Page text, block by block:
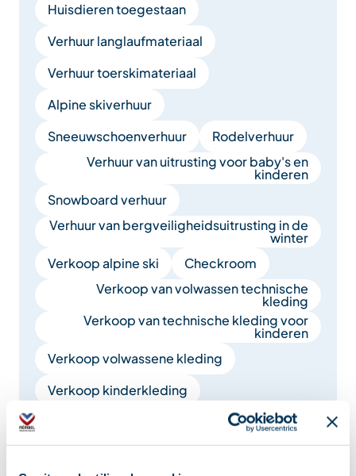
Huisdieren toegestaan
Verhuur langlaufmateriaal
Verhuur toerskimateriaal
Alpine skiverhuur
Sneeuwschoenverhuur
Rodelverhuur
Verhuur van uitrusting voor baby's en
kinderen
Snowboard verhuur
Verhuur van bergveiligheidsuitrusting in de
winter
Verkoop alpine ski
Checkroom
Verkoop van volwassen technische
kleding
Verkoop van technische kleding voor
kinderen
Verkoop volwassene kleding
Verkoop kinderkleding